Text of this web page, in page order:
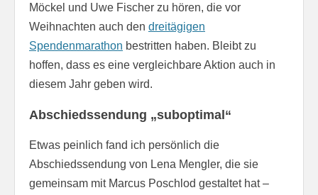
Möckel und Uwe Fischer zu hören, die vor
Weihnachten auch den dreitägigen
Spendenmarathon bestritten haben. Bleibt zu
hoffen, dass es eine vergleichbare Aktion auch in
diesem Jahr geben wird.
Abschiedssendung „suboptimal“
Etwas peinlich fand ich persönlich die
Abschiedssendung von Lena Mengler, die sie
gemeinsam mit Marcus Poschlod gestaltet hat –